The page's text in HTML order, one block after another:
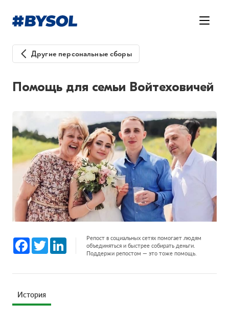
Другие персональные сборы
Помощь для семьи Войтеховичей
Facebook
Twitter LinkedInРепост в социальных сетях помогает людям
объединяться и быстрее собирать деньги.
Поддержи репостом — это тоже помощь.
История